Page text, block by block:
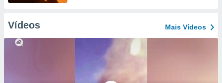
Vídeos Mais Vídeos